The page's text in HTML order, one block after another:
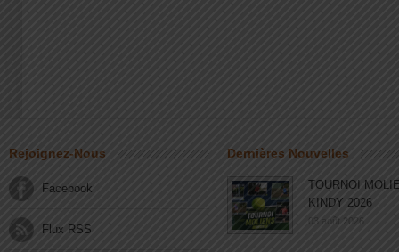
Rejoignez-Nous
Facebook
Flux RSS
Dernières Nouvelles
TOURNOI
KINDY 2026
03 août 2026